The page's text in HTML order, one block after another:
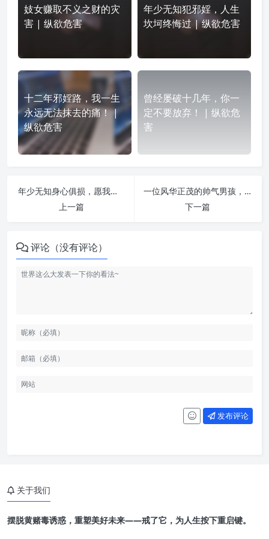
妓女赚取不义之财的灾
害 | 纵欲危害
年少无知犯邪婬，人生
坎坷终悔过 | 纵欲危害
十二年邪婬路，我一生
永远无法抹去的痛！ |
纵欲危害
曾经屡破十几年，你一
定不要放弃！ | 纵欲危
害
年少无知身心俱损，愿我走过的痛楚，你不必经历 | 纵欲危害
上一篇
一位风华正茂的帅气男孩，邪婬得了晚期癌症 | 纵欲危害
下一篇
评论（没有评论）
发布评论
关于我们
摆脱黄赌毒诱惑，重塑美好未来——戒了它，为人生按下重启键。